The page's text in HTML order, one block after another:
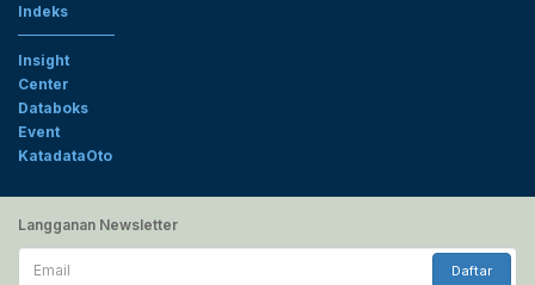
Indeks
Insight
Center
Databoks
Event
KatadataOto
Langganan Newsletter
Email
Daftar